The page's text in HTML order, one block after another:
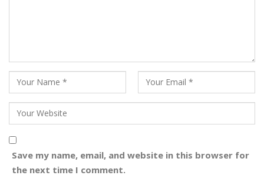
Save my name, email, and website in this browser for
the next time I comment.